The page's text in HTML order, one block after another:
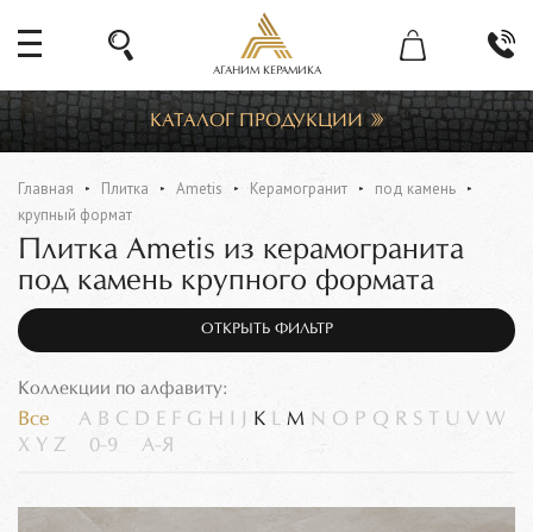
АГАНИМ КЕРАМИКА
КАТАЛОГ ПРОДУКЦИИ
Главная Плитка Ametis Керамогранит
под камень
крупный формат
Плитка Ametis из керамогранита
под камень крупного формата
ОТКРЫТЬ ФИЛЬТР
Коллекции по алфавиту:
Все A B C D E F G H K L M N O P Q R S U V W
X Y Z 0-9 А-Я